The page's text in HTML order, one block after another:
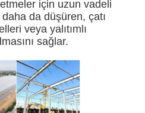
için uzun vadeli
da düşüren, çatı
veya yalıtımlı
sağlar.